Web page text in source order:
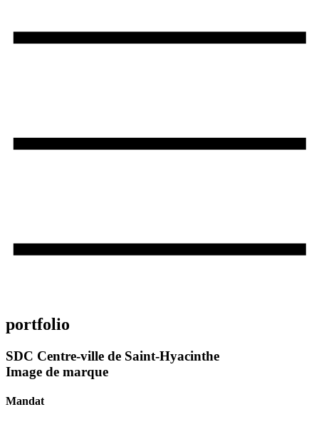
portfolio
SDC Centre‑ville de Saint‑Hyacinthe
Image de marque
Mandat